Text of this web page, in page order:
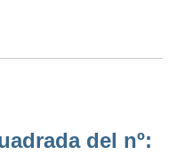
del nº: